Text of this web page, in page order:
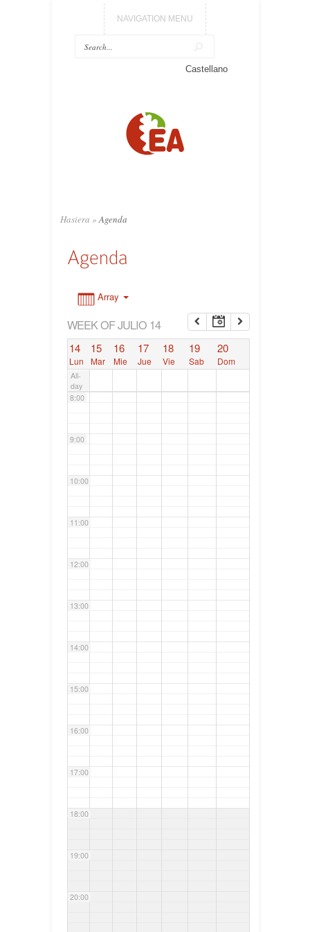
NAVIGATION MENU
Castellano
Hasiera » Agenda
Agenda
Array
WEEK OF JULIO 14
14
Lun
15
Mar
16
Mie
17
Jue
18
Vie
19
Sab
20
Dom
All-
day
7:00
8:00
9:00
10:00
11:00
12:00
13:00
14:00
15:00
16:00
17:00
18:00
19:00
20:00